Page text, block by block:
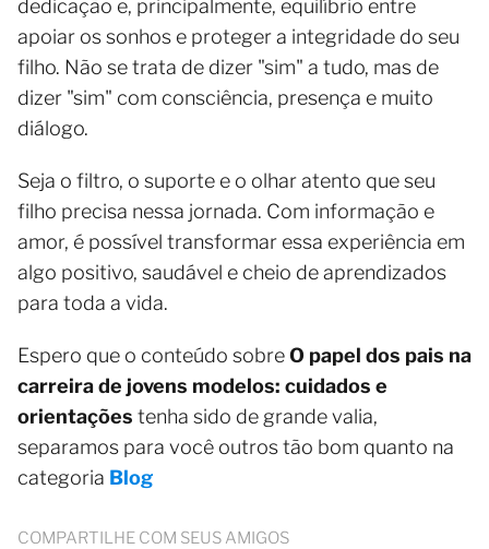
dedicação e, principalmente, equilíbrio entre
apoiar os sonhos e proteger a integridade do seu
filho. Não se trata de dizer "sim" a tudo, mas de
dizer "sim" com consciência, presença e muito
diálogo.
Seja o filtro, o suporte e o olhar atento que seu
filho precisa nessa jornada. Com informação e
amor, é possível transformar essa experiência em
algo positivo, saudável e cheio de aprendizados
para toda a vida.
Espero que o conteúdo sobreO papel dos pais na
carreira de jovens modelos: cuidados e
orientações tenha sido de grande valia,
separamos para você outros tão bom quanto na
categoria Blog
COMPARTILHE COM SEUS AMIGOS